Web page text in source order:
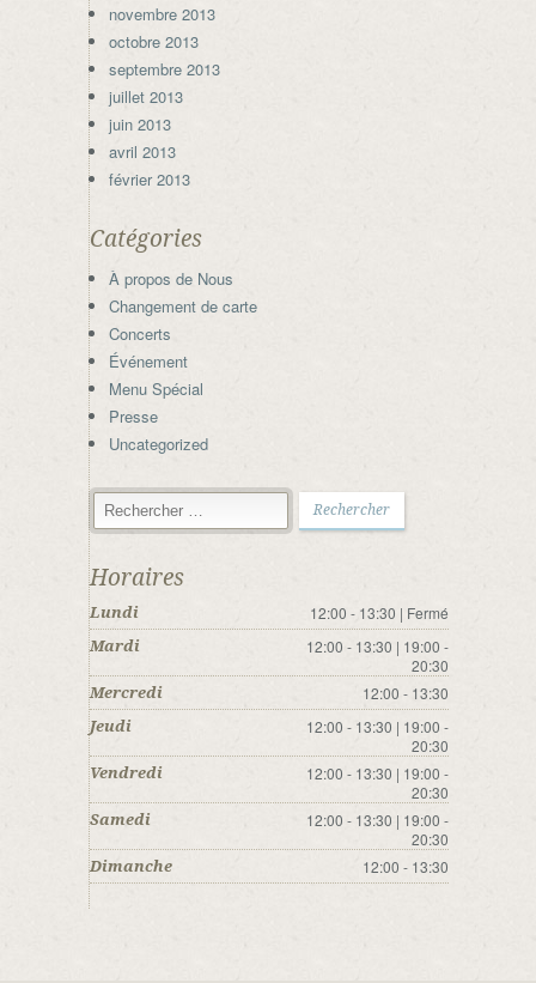
novembre 2013
octobre 2013
septembre 2013
juillet 2013
juin 2013
avril 2013
février 2013
Catégories
À propos de Nous
Changement de carte
Concerts
Événement
Menu Spécial
Presse
Uncategorized
Horaires
Lundi 12:00 - 13:30 | Fermé
Mardi
12:00 - 13:30 | 19:00 -
20:30
Mercredi 12:00 - 13:30
Jeudi
12:00 - 13:30 | 19:00 -
20:30
Vendredi
12:00 - 13:30 | 19:00 -
20:30
Samedi
12:00 - 13:30 | 19:00 -
20:30
Dimanche 12:00 - 13:30